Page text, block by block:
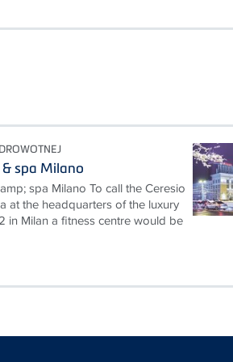
& spa Milano
spa Milano To call the Ceresio
at the headquarters of the luxury
in Milan a fitness centre would be